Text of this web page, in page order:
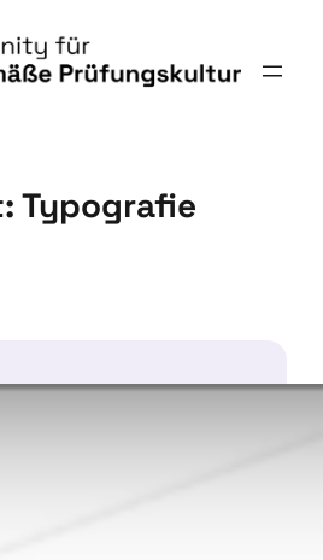
Typografie